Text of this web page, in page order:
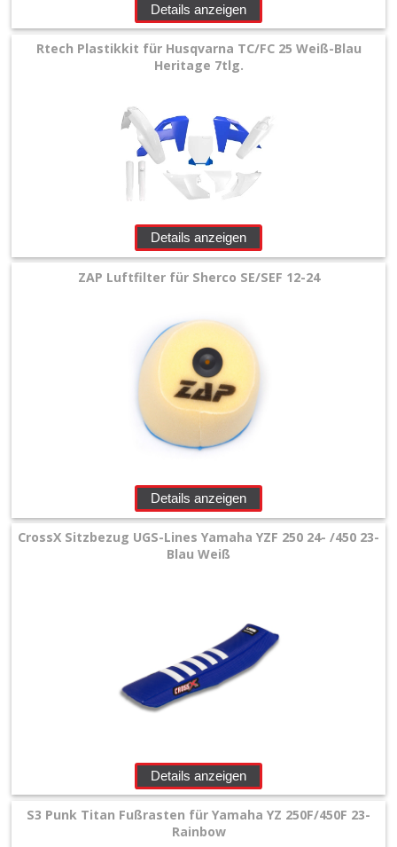
Details anzeigen
Rtech Plastikkit für Husqvarna TC/FC 25 Weiß-Blau
Heritage 7tlg.
Details anzeigen
ZAP Luftfilter für Sherco SE/SEF 12-24
Details anzeigen
CrossX Sitzbezug UGS-Lines Yamaha YZF 250 24- /450 23-
Blau Weiß
Details anzeigen
S3 Punk Titan Fußrasten für Yamaha YZ 250F/450F 23-
Rainbow